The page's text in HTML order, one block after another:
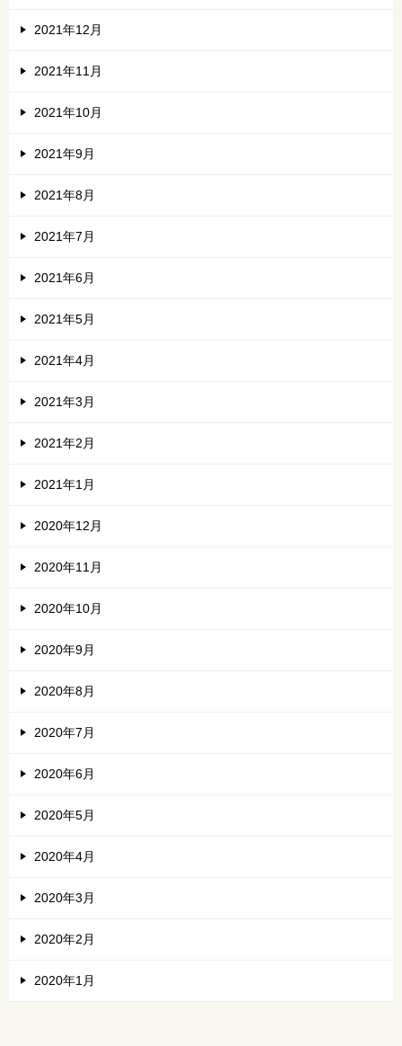
2021年12月
2021年11月
2021年10月
2021年9月
2021年8月
2021年7月
2021年6月
2021年5月
2021年4月
2021年3月
2021年2月
2021年1月
2020年12月
2020年11月
2020年10月
2020年9月
2020年8月
2020年7月
2020年6月
2020年5月
2020年4月
2020年3月
2020年2月
2020年1月